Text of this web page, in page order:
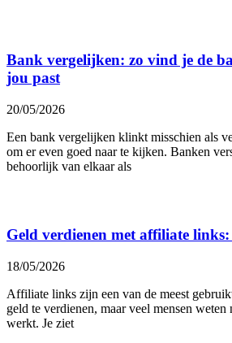
Bank vergelijken: zo vind je de
jou past
20/05/2026
Een bank vergelijken klinkt misschien als
om er even goed naar te kijken. Banken
behoorlijk van elkaar als
Geld verdienen met affiliate
18/05/2026
Affiliate links zijn een van de meest
geld te verdienen, maar veel mensen weten
werkt. Je ziet